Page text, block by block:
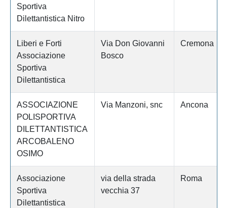
Sportiva
Dilettantistica Nitro
Liberi e Forti
Associazione
Sportiva
Dilettantistica
Via Don Giovanni
Bosco
Cremona
ASSOCIAZIONE
POLISPORTIVA
DILETTANTISTICA
ARCOBALENO
OSIMO
Via Manzoni, snc Ancona
Associazione
Sportiva
Dilettantistica
via della strada
vecchia 37
Roma